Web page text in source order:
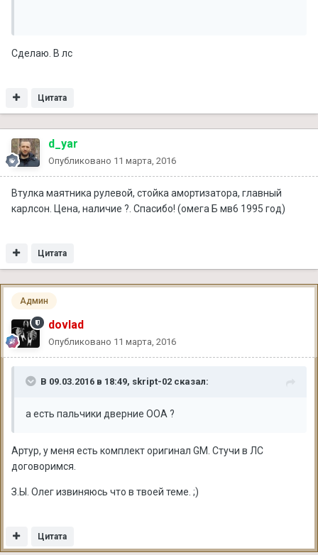
Сделаю. В лс
Цитата
d_yar
Опубликовано 11 марта, 2016
Втулка маятника рулевой, стойка амортизатора, главный
карлсон. Цена, наличие ?. Спасибо! (омега Б мв6 1995 год)
Цитата
Админ
dovlad
Опубликовано 11 марта, 2016
В 09.03.2016 в 18:49, skript-02 сказал:
а есть пальчики дверние ООА ?
Артур, у меня есть комплект оригинал GM. Стучи в ЛС
договоримся.
З.Ы. Олег извиняюсь что в твоей теме. ;)
Цитата